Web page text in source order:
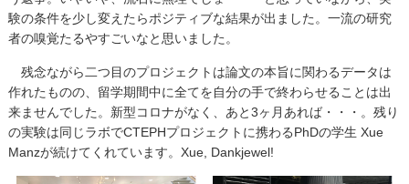
験の条件を少し変えたらポジティブな結果が出ました。一流の研究
者の嗅覚たるやすごいなと思いました。
残念ながら二つ目のプロジェクトは論文の本旨に関わるデータは
作れたものの、留学期間中に全てを自分の手で終わらせることは出
来ませんでした。新型コロナがなく、あと3ヶ月あれば・・・。残り
の実験は同じラボでCTEPHプロジェクトに携わるPhDの学生 Xue
Manzが続けてくれています。Xue, Dankjewel!